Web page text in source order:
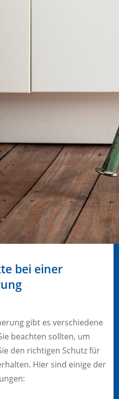
bei einer
gibt es verschiedene
beachten sollten, um
den richtigen Schutz für
Hier sind einige der